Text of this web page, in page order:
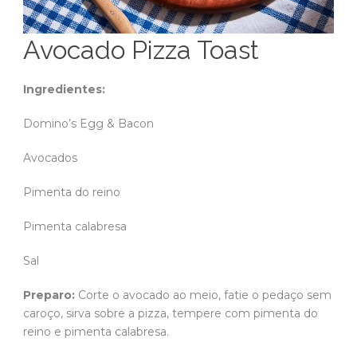
Avocado Pizza Toast
Ingredientes:
Domino’s Egg & Bacon
Avocados
Pimenta do reino
Pimenta calabresa
Sal
Preparo: Corte o avocado ao meio, fatie o pedaço sem
caroço, sirva sobre a pizza, tempere com pimenta do
reino e pimenta calabresa.